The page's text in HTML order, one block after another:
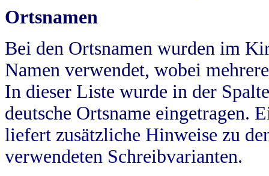
Ortsnamen
Bei den Ortsnamen wurden im
Namen verwendet, wobei
In dieser Liste wurde in der
deutsche Ortsname eingetragen.
liefert zusätzliche Hinweise zu
verwendeten Schreibvarianten.